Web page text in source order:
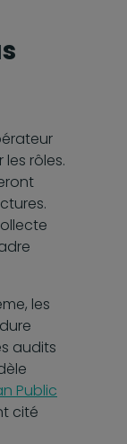
rôles.
les
audits
Public
cité